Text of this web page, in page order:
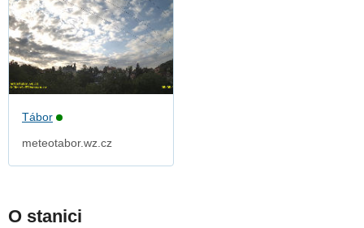
Tábor
meteotabor.wz.cz
O stanici